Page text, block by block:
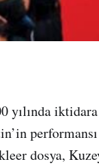
yılında
dosya,